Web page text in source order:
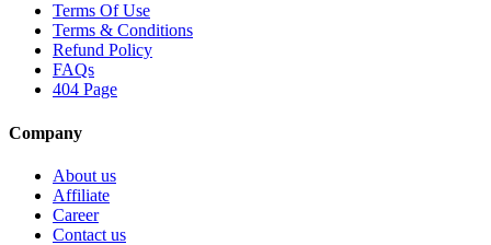
Terms Of Use
Terms & Conditions
Refund Policy
FAQs
404 Page
Company
About us
Affiliate
Career
Contact us